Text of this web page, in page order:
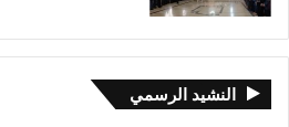
النشيد الرسمي